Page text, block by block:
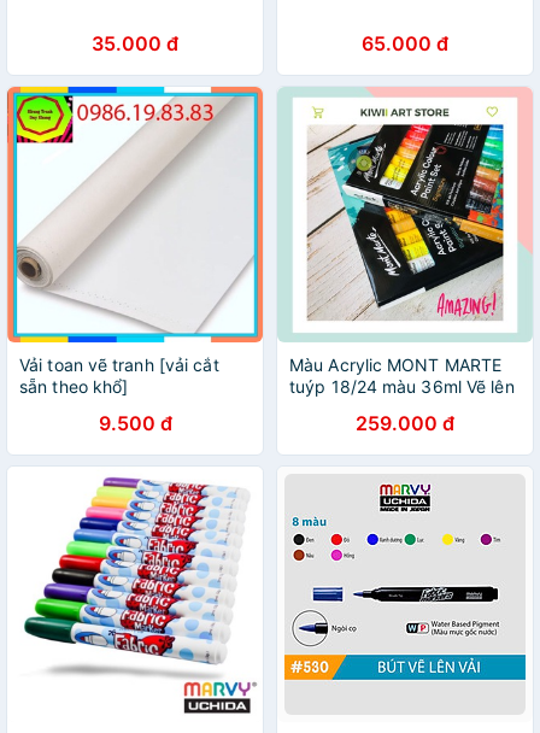
35.000 đ 65.000 đ
Vải toan vẽ tranh [vải cắt
sẵn theo khổ]
9.500 đ
Màu Acrylic MONT MARTE
tuýp 18/24 màu 36ml Vẽ lên
tường, kính, thuỷ tinh, nhựa
259.000 đ